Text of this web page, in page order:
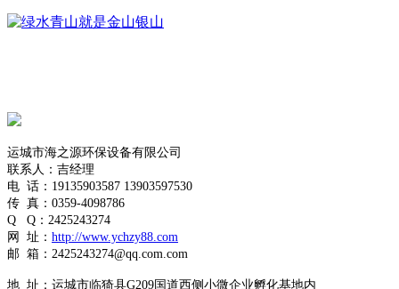
运城市海之源环保设备有限公司
联系人：吉经理
电 话：19135903587 13903597530
传 真：0359-4098786
Q Q ： 2425243274
网 址： http://www.ychzy88.com
邮 箱： 2425243274@qq.com.com
地 址：运城市临猗县G209国道西侧小微企业孵化基地内